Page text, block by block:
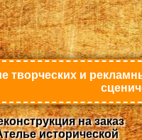
творческих и
на заказ
исторической